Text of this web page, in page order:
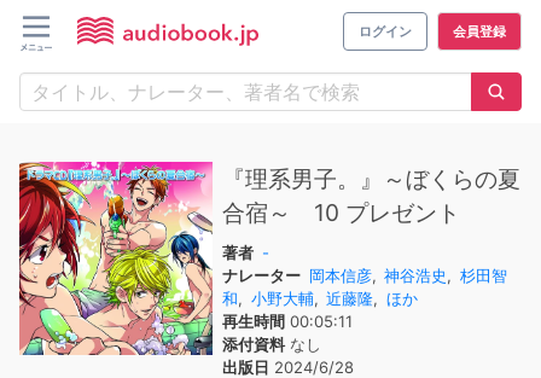
ログイン 会員登録
『理系男子。』～ぼくらの夏
合宿～ 10 プレゼント
著者 -
ナレーター 岡本信彦, 神谷浩史, 杉田智
和, 小野大輔, 近藤隆, ほか
再生時間 00:05:11
添付資料なし
出版日 2024/6/28